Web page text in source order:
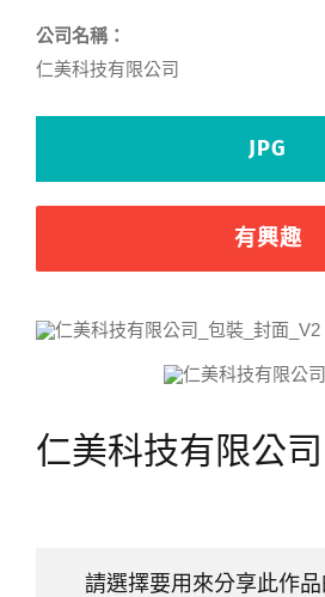
公司名稱：
仁美科技有限公司
JPG
有興趣
仁美科技有限公司
請選擇要用來分享此作品